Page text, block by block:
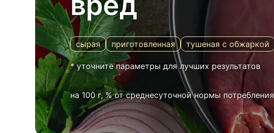
сырая приготовленная тушеная с обжаркой
* уточните параметры для лучших результатов
на 100 г, % от среднесуточной нормы потребления